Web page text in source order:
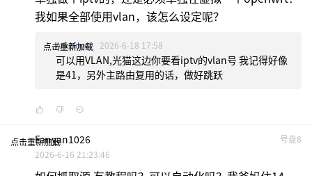
我如果全部使用vlan，该怎么设定呢？
点击重新加载
Arkclover 2026-6-18 17:58
可以用VLAN,光猫这边你要看iptv的vlan号 我记得好像
是41，另外主路由复用的话，做好跳跃
点击重新加载 号盘8
Fanyan1026
2026-6-16 21:23:46